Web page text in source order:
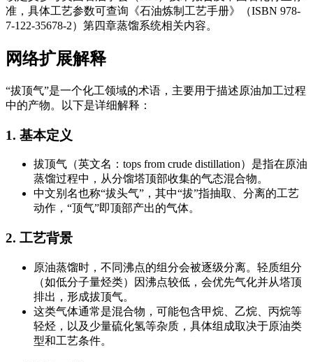
准，具体工艺参数可查询《石油炼制工艺手册》（ISBN 978-
7-122-35678-2）第四章蒸馏系统相关内容。
网络扩展解释
“拔顶气”是一个化工领域的术语，主要用于描述原油加工过程
中的产物。以下是详细解释：
1. 基本定义
拔顶气（英文名：tops from crude distillation）是指在原油
蒸馏过程中，从分馏塔顶部收集的气态混合物。
中文别名也称“拔头气”，其中“拔”指抽取、分离的工艺
动作，“顶气”即顶部产出的气体。
2. 工艺背景
原油蒸馏时，不同沸点的组分会被逐级分离。轻质组分
（如低分子量烃类）因沸点较低，会优先气化并从塔顶
排出，形成拔顶气。
这类气体通常是混合物，可能包含甲烷、乙烷、丙烷等
轻烃，以及少量硫化氢等杂质，具体组成取决于原油类
型和工艺条件。